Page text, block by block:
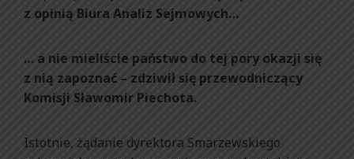
z opinią Biura Analiz Sejmowych…
… a nie mieliście państwo do tej pory okazji się
z nią zapoznać – zdziwił się przewodniczący
Komisji Sławomir Piechota.
Istotnie, żądanie dyrektora Smarzewskiego